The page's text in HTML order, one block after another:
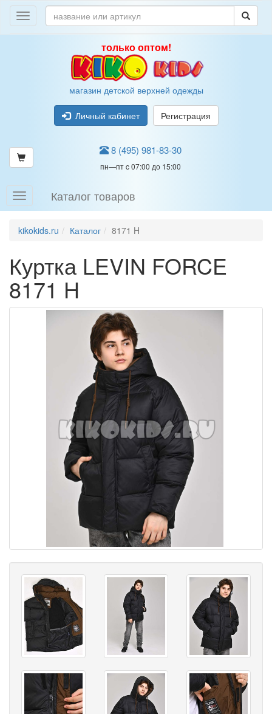
только оптом!
магазин детской верхней одежды
Личный кабинет Регистрация
8 (495) 981-83-30
пн—пт c 07:00 до 15:00
Каталог товаров
kikokids.ru Каталог 8171 H
Куртка LEVIN FORCE
8171 H